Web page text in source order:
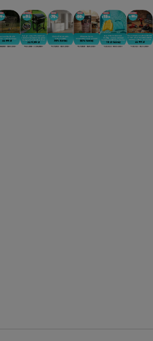
ODKURZACZODKURZACZ
PROMOCJA: ODKURZACZ
PROMOCJA: ODKURZACZ
PROMOCJA: ODKURZACZ
PROMOCJA: